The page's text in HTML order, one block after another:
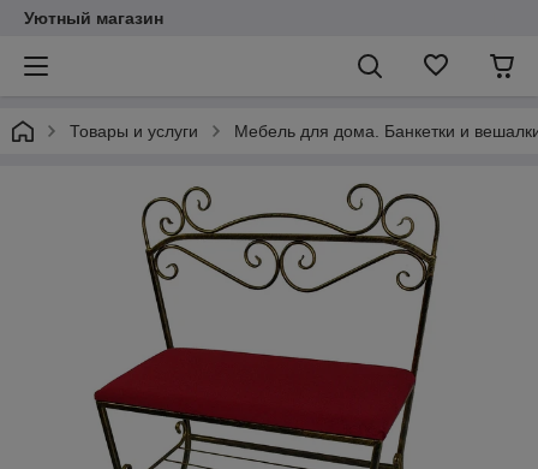
Уютный магазин
Товары и услуги Мебель для дома. Банкетки и